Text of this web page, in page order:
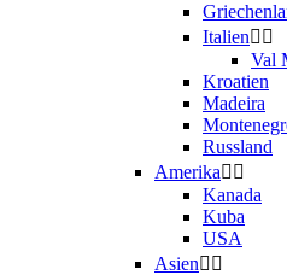
Italien
Val
Kroatien
Madeira
Russland
Amerika
Kanada
Kuba
USA
Asien